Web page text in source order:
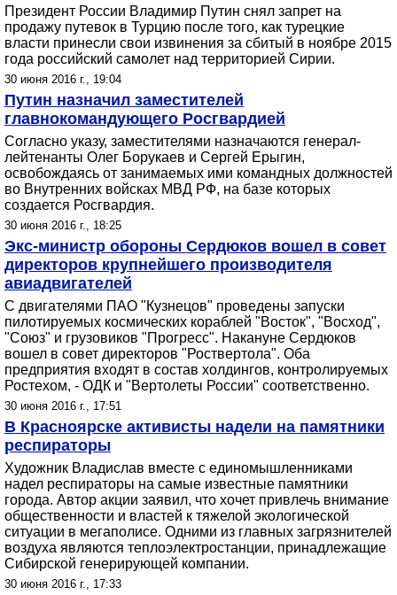
Президент России Владимир Путин снял запрет на
продажу путевок в Турцию после того, как турецкие
власти принесли свои извинения за сбитый в ноябре 2015
года российский самолет над территорией Сирии.
30 июня 2016 г., 19:04
Путин назначил заместителей
главнокомандующего Росгвардией
Согласно указу, заместителями назначаются генерал-
лейтенанты Олег Борукаев и Сергей Ерыгин,
освобождаясь от занимаемых ими командных должностей
во Внутренних войсках МВД РФ, на базе которых
создается Росгвардия.
30 июня 2016 г., 18:25
Экс-министр обороны Сердюков вошел в совет
директоров крупнейшего производителя
авиадвигателей
С двигателями ПАО "Кузнецов" проведены запуски
пилотируемых космических кораблей "Восток", "Восход",
"Союз" и грузовиков "Прогресс". Накануне Сердюков
вошел в совет директоров "Роствертола". Оба
предприятия входят в состав холдингов, контролируемых
Ростехом, - ОДК и "Вертолеты России" соответственно.
30 июня 2016 г., 17:51
В Красноярске активисты надели на памятники
респираторы
Художник Владислав вместе с единомышленниками
надел респираторы на самые известные памятники
города. Автор акции заявил, что хочет привлечь внимание
общественности и властей к тяжелой экологической
ситуации в мегаполисе. Одними из главных загрязнителей
воздуха являются теплоэлектростанции, принадлежащие
Сибирской генерирующей компании.
30 июня 2016 г., 17:33